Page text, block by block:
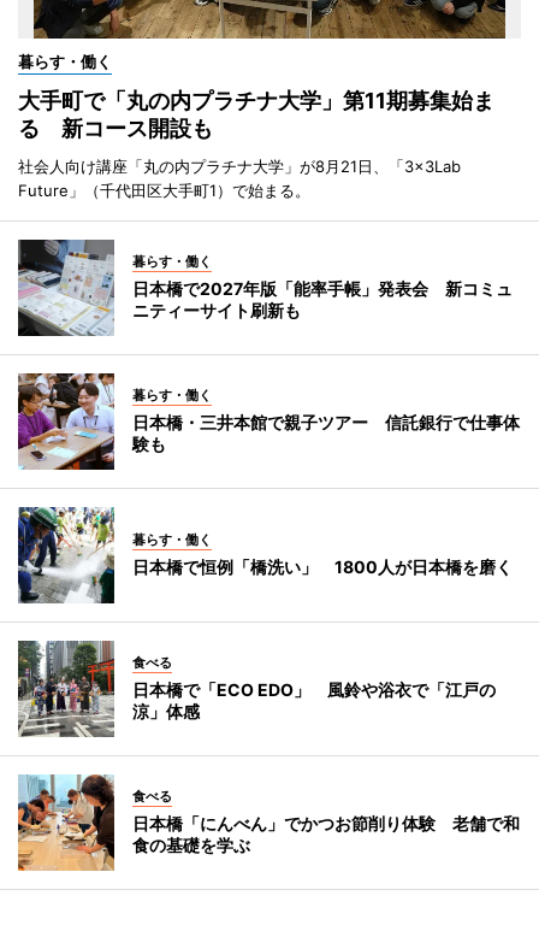
暮らす・働く
大手町で「丸の内プラチナ大学」第11期募集始ま
る 新コース開設も
社会人向け講座「丸の内プラチナ大学」が8月21日、「3×3Lab
Future」（千代田区大手町1）で始まる。
暮らす・働く
日本橋で2027年版「能率手帳」発表会 新コミュ
ニティーサイト刷新も
暮らす・働く
日本橋・三井本館で親子ツアー 信託銀行で仕事体
験も
暮らす・働く
日本橋で恒例「橋洗い」 1800人が日本橋を磨く
食べる
日本橋で「ECO EDO」 風鈴や浴衣で「江戸の
涼」体感
食べる
日本橋「にんべん」でかつお節削り体験 老舗で和
食の基礎を学ぶ